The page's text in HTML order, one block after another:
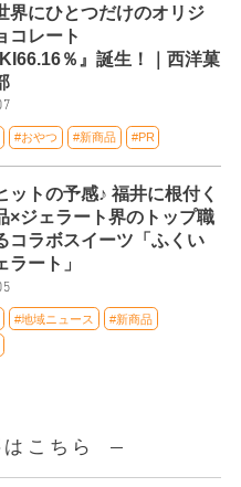
界にひとつだけのオリジ
コレート
％』誕生！｜西洋菓
#おやつ #新商品 #PR
ットの予感♪ 福井に根付く
×ジェラート界のトップ職
コラボスイーツ「ふくい
ラート」
#地域ニュース #新商品
こちら